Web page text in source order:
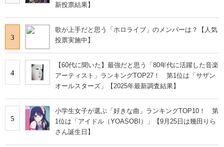
新投票結果】
3
歌が上手だと思う「ホロライブ」のメンバーは？【人気
投票実施中】
4
【60代に聞いた】最強だと思う「80年代に活躍した音楽
アーティスト」ランキングTOP27！ 第1位は「サザン
オールスターズ」【2025年最新調査結果】
5
小学生女子が選ぶ「好きな曲」ランキングTOP10！ 第
1位は「アイドル（YOASOBI）」【9月25日は幾田りら
さん誕生日】